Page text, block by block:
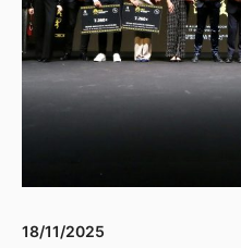
18/11/2025